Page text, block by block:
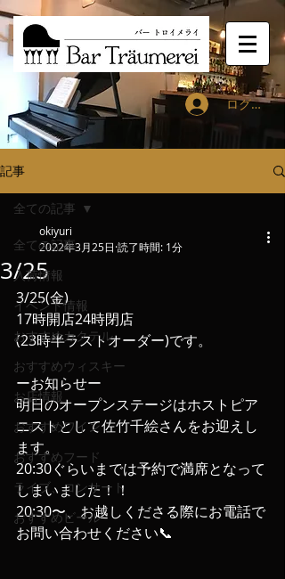
ログイン
記事
全ての記事
入荷情報
イベント情報
おすすめカクテル
おすすめウィスキー
お店情報
おすすめワイン
おすすめフード
ライブ、コンサート
おすすめビール
全ての記事
3/25
okiyuri
2022年3月25日 読了時間: 1分
3/25(金)
17時開店24時閉店
(23時半ラストオーダー)です。
ーお知らせー
明日のオープンステージはホストピア
ニストとして佐竹千絵さんをお迎えし
ます。
20:30ぐらいまでは予約で満席となって
しまいました！！
20:30〜、お越しくださる際にお電話で
お問い合わせください📞